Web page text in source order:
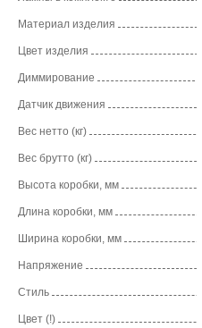
Материал изделия
Цвет изделия
Диммирование
Датчик движения
Вес нетто (кг)
Вес брутто (кг)
Высота коробки, мм
Длина коробки, мм
Ширина коробки, мм
Напряжение
Стиль
Цвет (!)